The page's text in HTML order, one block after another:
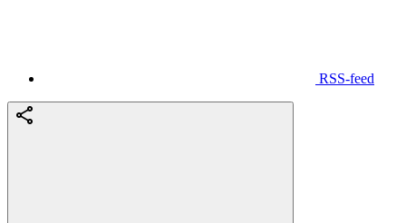
RSS-feed